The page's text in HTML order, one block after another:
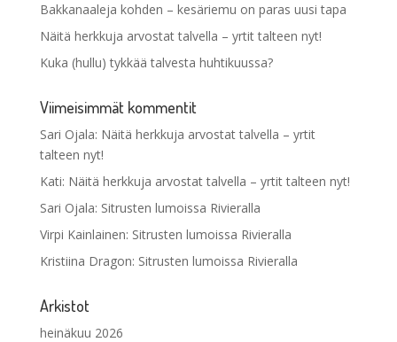
Bakkanaaleja kohden – kesäriemu on paras uusi tapa
Näitä herkkuja arvostat talvella – yrtit talteen nyt!
Kuka (hullu) tykkää talvesta huhtikuussa?
Viimeisimmät kommentit
Sari Ojala: Näitä herkkuja arvostat talvella – yrtit
talteen nyt!
Kati: Näitä herkkuja arvostat talvella – yrtit talteen nyt!
Sari Ojala: Sitrusten lumoissa Rivieralla
Virpi Kainlainen: Sitrusten lumoissa Rivieralla
Kristiina Dragon: Sitrusten lumoissa Rivieralla
Arkistot
heinäkuu 2026